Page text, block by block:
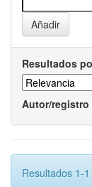
Resultados
Autor/registro
Resultados 1-